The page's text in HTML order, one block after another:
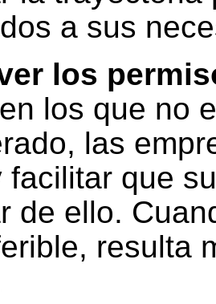
a sus
los
los que no
las
facilitar que
de ello.
resulta